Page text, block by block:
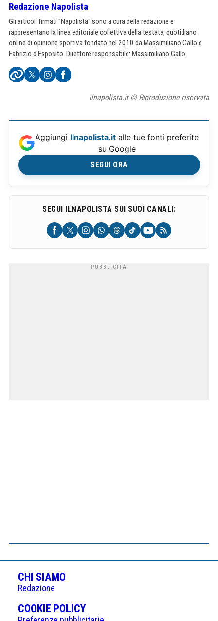
Redazione Napolista
Gli articoli firmati "Napolista" sono a cura della redazione e
rappresentano la linea editoriale collettiva della testata, quotidiano
online di opinione sportiva fondato nel 2010 da Massimiliano Gallo e
Fabrizio d'Esposito. Direttore responsabile: Massimiliano Gallo.
ilnapolista.it © Riproduzione riservata
Aggiungi Ilnapolista.it alle tue fonti preferite
su Google
SEGUI ORA
SEGUI ILNAPOLISTA SUI SUOI CANALI:
CHI SIAMO
Redazione
COOKIE POLICY(APRE